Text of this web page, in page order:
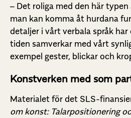
– Det roliga med den här
man kan komma åt hurdana
detaljer i vårt verbala språk har
tiden samverkar med vårt
exempel gester, blickar och
Konstverken med som
Materialet för det SLS-
om konst: Talarpositionering